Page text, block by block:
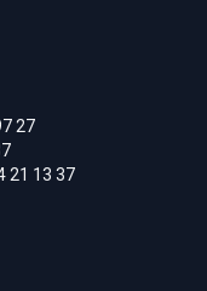
27
21 13 37